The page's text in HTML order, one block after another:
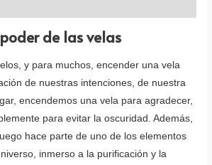
de las velas
y para muchos, encender una vela
de nuestras intenciones, de nuestra
encendemos una vela para agradecer,
para evitar la oscuridad. Además,
hace parte de uno de los elementos
inmerso a la purificación y la